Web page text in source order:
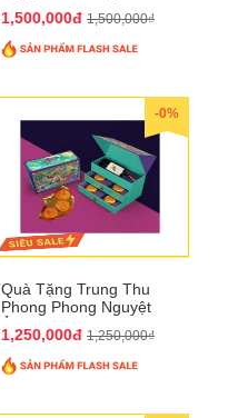
1,500,000đ 1,500,000₫
-0%
Quà Tặng Trung Thu
Phong Phong Nguyệt
1,250,000đ 1,250,000₫